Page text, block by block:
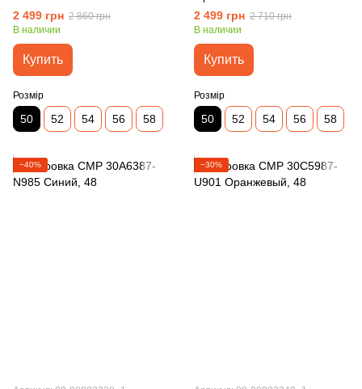
F832 Зелёный
2 499 грн 2 860 грн
В наличии
Купить
Розмір
50 52 54 56 58
Черный
2 499 грн 2 710 грн
В наличии
Купить
Розмір
50 52 54 56 58
−40% −30%